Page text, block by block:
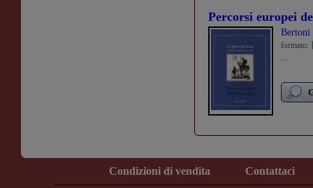
Percorsi europei
Bertoni
formato:
...
Condizioni di vendita Contattaci